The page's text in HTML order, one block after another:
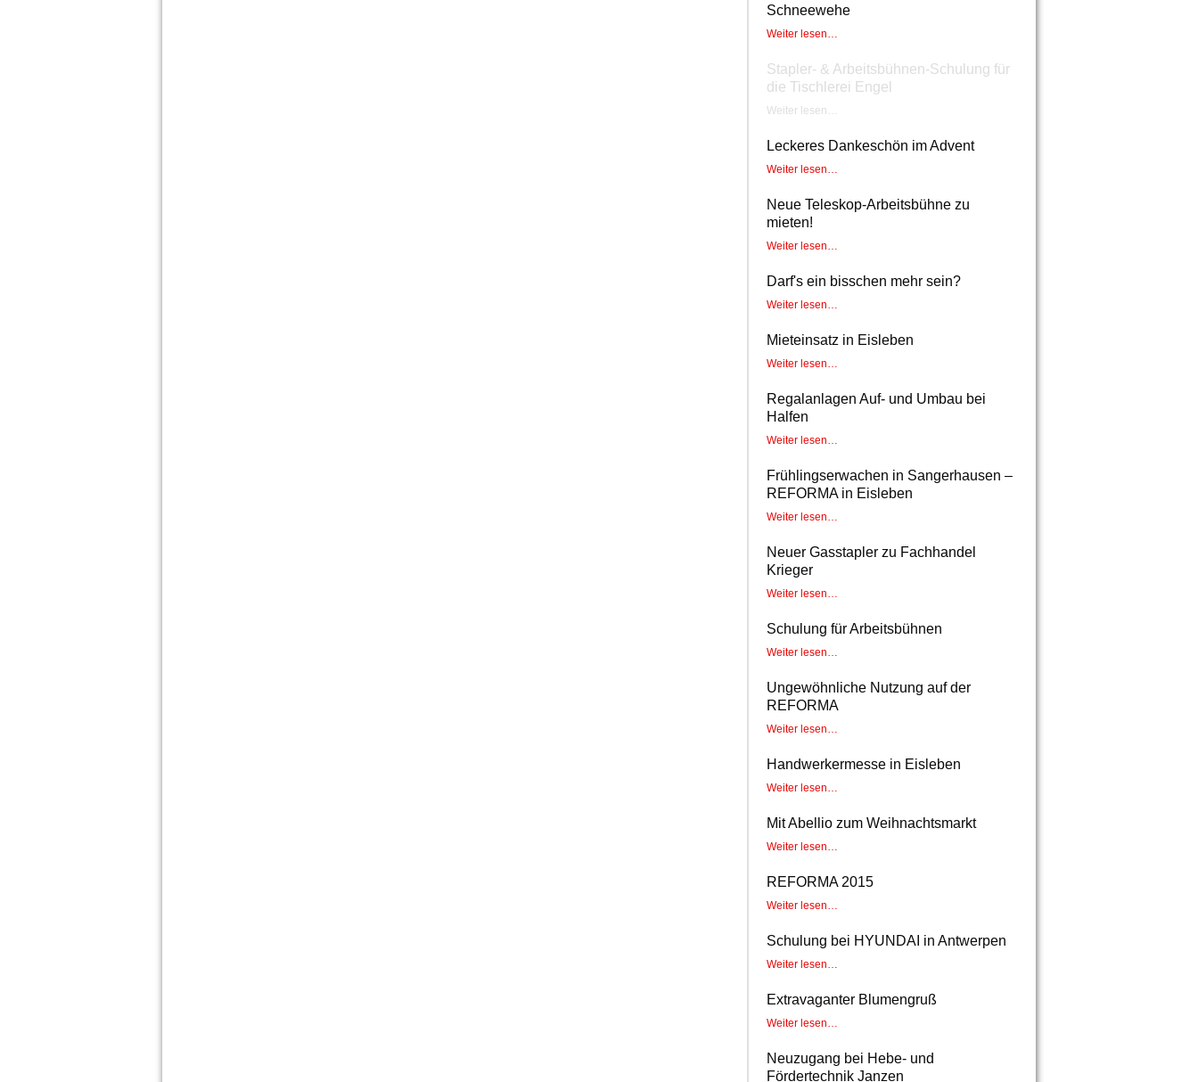
Schneewehe
Weiter lesen…
Stapler- & Arbeitsbühnen-Schulung für
die Tischlerei Engel
Weiter lesen…
Leckeres Dankeschön im Advent
Weiter lesen…
Neue Teleskop-Arbeitsbühne zu
mieten!
Weiter lesen…
Darf's ein bisschen mehr sein?
Weiter lesen…
Mieteinsatz in Eisleben
Weiter lesen…
Regalanlagen Auf- und Umbau bei
Halfen
Weiter lesen…
Frühlingserwachen in Sangerhausen –
REFORMA in Eisleben
Weiter lesen…
Neuer Gasstapler zu Fachhandel
Krieger
Weiter lesen…
Schulung für Arbeitsbühnen
Weiter lesen…
Ungewöhnliche Nutzung auf der
REFORMA
Weiter lesen…
Handwerkermesse in Eisleben
Weiter lesen…
Mit Abellio zum Weihnachtsmarkt
Weiter lesen…
REFORMA 2015
Weiter lesen…
Schulung bei HYUNDAI in Antwerpen
Weiter lesen…
Extravaganter Blumengruß
Weiter lesen…
Neuzugang bei Hebe- und
Fördertechnik Janzen